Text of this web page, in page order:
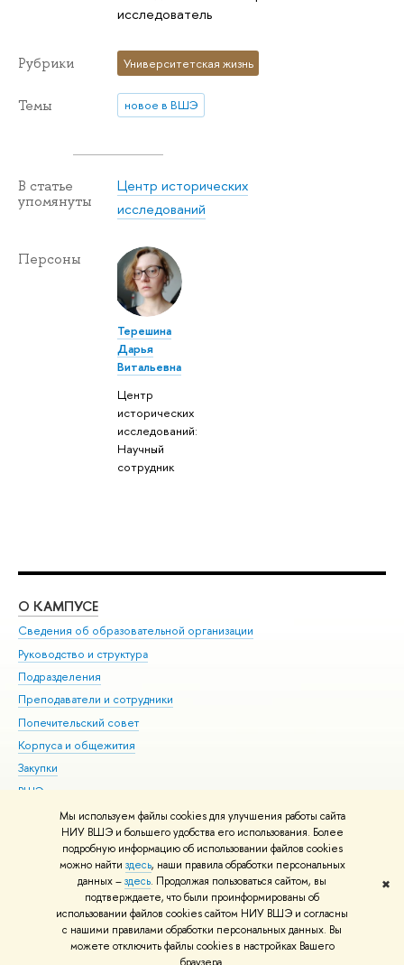
Мы используем файлы cookies для улучшения работы сайта
НИУ ВШЭ и большего удобства его использования. Более
подробную информацию об использовании файлов cookies
можно найти здесь, наши правила обработки персональных
данных –здесь. Продолжая пользоваться сайтом, вы
подтверждаете, что были проинформированы об
использовании файлов cookies сайтом НИУ ВШЭ и согласны
с нашими правилами обработки персональных данных. Вы
можете отключить файлы cookies в настройках Вашего
✖
исследователь
Рубрики Университетская жизнь
Темы новое в ВШЭ
В статье
упомянуты
Центр исторических
исследований
Персоны
Терешина
Дарья
Витальевна
Центр
исторических
исследований:
Научный
сотрудник
О КАМПУСЕ
Сведения об образовательной организации
Руководство и структура
Подразделения
Преподаватели и сотрудники
Попечительский совет
Корпуса и общежития
Закупки
ВШЭ для студентов с ограниченными возможностями
здоровья и инвалидностью
Версия для слабовидящих
Единая платежная страница
© НИУ ВШЭ 1993–2026 Адреса и контакты Условия использования
материалов Политика конфиденциальности Карта сайта
Шрифты HSE Sans и HSE Slab разработаны вШколе дизайна НИУ ВШЭ